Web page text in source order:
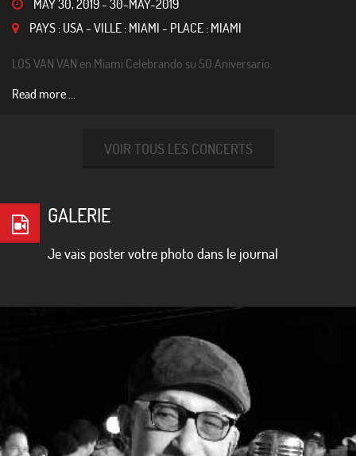
MAY 30, 2019-30-MAY-2019
PAYS : USA - VILLE : MIAMI - PLACE : MIAMI
LOS VAN VAN en Miami Celebrando su 50 Aniversario.
Read more ...
VOIR TOUS LES CONCERTS
GALERIE
Je vais poster votre photo dans le journal